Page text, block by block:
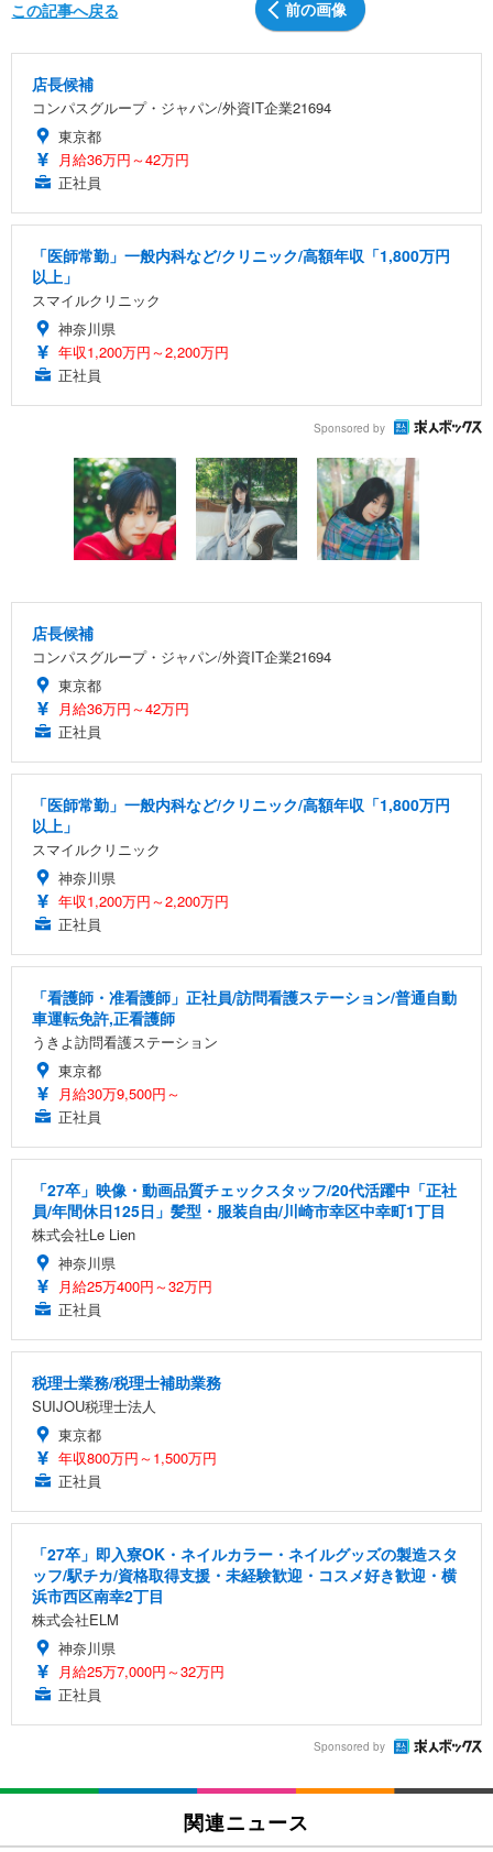
前の画像
この記事へ戻る
店長候補
コンパスグループ・ジャパン/外資IT企業21694
東京都
月給36万円～42万円
正社員
「医師常勤」一般内科など/クリニック/高額年収「1,800万円
以上」
スマイルクリニック
神奈川県
年収1,200万円～2,200万円
正社員
Sponsored by
店長候補
コンパスグループ・ジャパン/外資IT企業21694
東京都
月給36万円～42万円
正社員
「医師常勤」一般内科など/クリニック/高額年収「1,800万円
以上」
スマイルクリニック
神奈川県
年収1,200万円～2,200万円
正社員
「看護師・准看護師」正社員/訪問看護ステーション/普通自動
車運転免許,正看護師
うきよ訪問看護ステーション
東京都
月給30万9,500円～
正社員
「27卒」映像・動画品質チェックスタッフ/20代活躍中「正社
員/年間休日125日」髪型・服装自由/川崎市幸区中幸町1丁目
株式会社Le Lien
神奈川県
月給25万400円～32万円
正社員
税理士業務/税理士補助業務
SUIJOU税理士法人
東京都
年収800万円～1,500万円
正社員
「27卒」即入寮OK・ネイルカラー・ネイルグッズの製造スタ
ッフ/駅チカ/資格取得支援・未経験歓迎・コスメ好き歓迎・横
浜市西区南幸2丁目
株式会社ELM
神奈川県
月給25万7,000円～32万円
正社員
Sponsored by
関連ニュース